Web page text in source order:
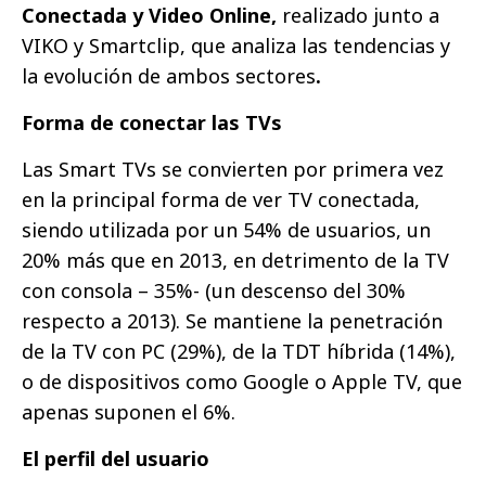
Conectada y Video Online, realizado junto a
VIKO y Smartclip, que analiza las tendencias y
la evolución de ambos sectores.
Forma de conectar las TVs
Las Smart TVs se convierten por primera vez
en la principal forma de ver TV conectada,
siendo utilizada por un 54% de usuarios, un
20% más que en 2013, en detrimento de la TV
con consola – 35%- (un descenso del 30%
respecto a 2013). Se mantiene la penetración
de la TV con PC (29%), de la TDT híbrida (14%),
o de dispositivos como Google o Apple TV, que
apenas suponen el 6%.
El perfil del usuario